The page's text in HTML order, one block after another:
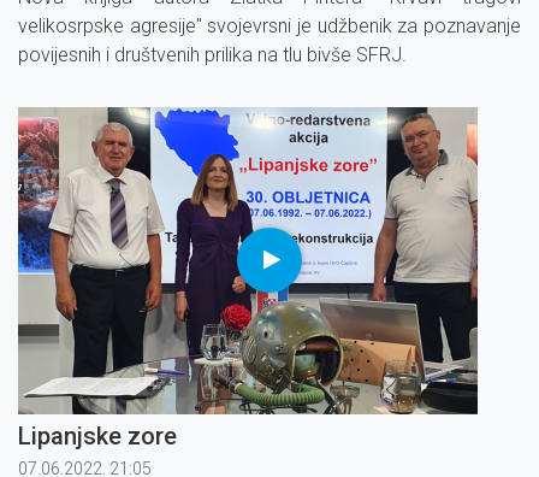
velikosrpske agresije" svojevrsni je udžbenik za poznavanje
povijesnih i društvenih prilika na tlu bivše SFRJ.
Lipanjske zore
07.06.2022. 21:05